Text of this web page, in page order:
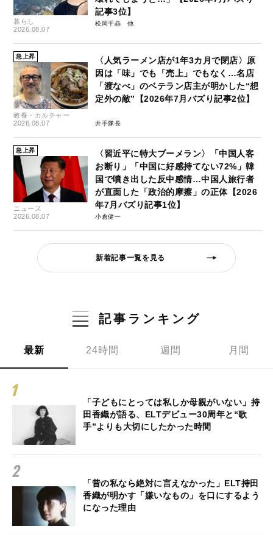
暮らし
2026.08.07
記事3位】
松岡千晶
急上昇
教養・カルチャー
2026.08.07
〈人気ラーメン店が1年3カ月で閉店〉原
因は「味」でも「売上」でもなく…名店
「渡なべ」のベテラン店主が明かした“想
定外の敵”【2026年7月バズり記事2位】
井手隊長
急上昇
ニュース
2026.08.07
〈習近平に特大ブーメラン〉「中国人客
お断り」「中国に好感持てない72%」韓
国で噴き出した反中感情…中国人旅行者
が直面した「政治的摩擦」の正体【2026
年7月バズり記事1位】
小倉健一
新着記事一覧を見る
記事ランキング
最新 24時間 週間 月間
「子どもにとっては私しか母親がいない」持
田香織が語る、ELTデビュー30周年と“歌
手”よりも大切にしたかった時間
「昔の私なら絶対に言えなかった」ELT持田
香織が明かす「嫌いなもの」を口にするよう
になった理由